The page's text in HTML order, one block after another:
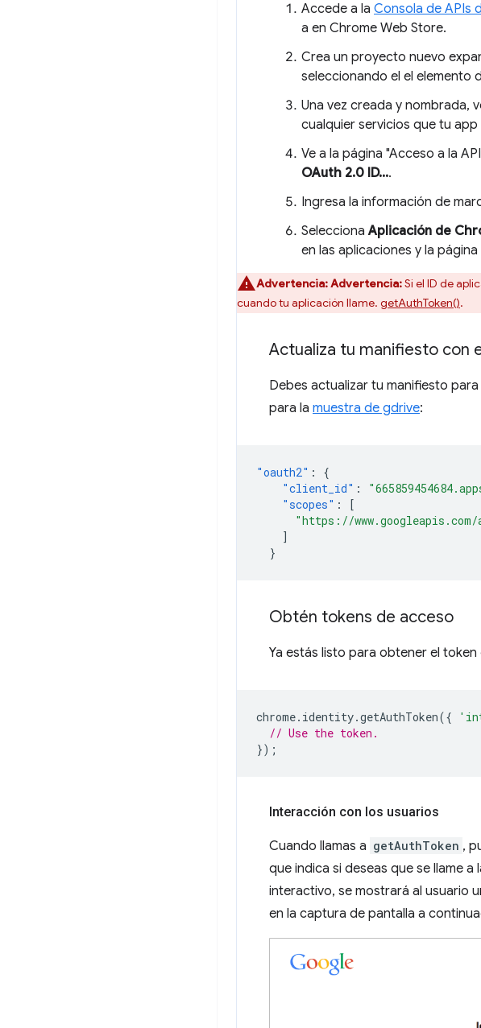
Accede a la Consola de APIs
a en Chrome Web Store.
Crea un proyecto nuevo
seleccionando el el elemento
Una vez creada y nombrada,
cualquier servicios que tu app
Ve a la página "Acceso a la
OAuth 2.0 ID....
Ingresa la información de
SeleccionaAplicación de
en las aplicaciones y la
Advertencia:Advertencia:Si el ID de
cuando tu aplicación llame. getAuthToken().
Actualiza tu manifiesto con
Debes actualizar tu manifiesto para
para la muestra de gdrive:
"oauth2" :
{
"client_id" :
"scopes" :
[
"https://
]
}
Obtén tokens de acceso
Ya estás listo para obtener el
chrome. identity.getAuthToken({
// Use the token.
});
Interacción con los usuarios
Cuando llamas a getAuthToken ,
que indica si deseas que se llame
interactivo, se mostrará al usuario
en la captura de pantalla a